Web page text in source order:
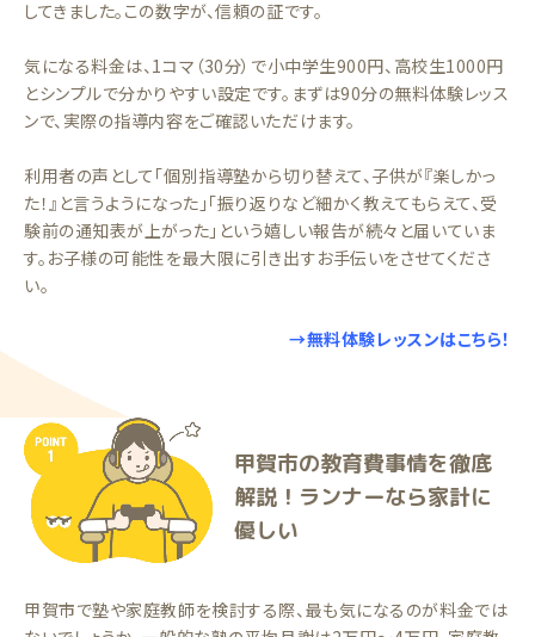
してきました。この数字が、信頼の証です。
気になる料金は、1コマ（30分）で小中学生900円、高校生1000円
とシンプルで分かりやすい設定です。まずは90分の無料体験レッス
ンで、実際の指導内容をご確認いただけます。
利用者の声として「個別指導塾から切り替えて、子供が『楽しかっ
た！』と言うようになった」「振り返りなど細かく教えてもらえて、受
験前の通知表が上がった」という嬉しい報告が続々と届いていま
す。お子様の可能性を最大限に引き出すお手伝いをさせてくださ
い。
→無料体験レッスンはこちら！
甲賀市の教育費事情を徹底
解説！ランナーなら家計に
優しい
甲賀市で塾や家庭教師を検討する際、最も気になるのが料金では